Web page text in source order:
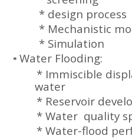
* design process
* Mechanistic
* Simulation
* Water Flooding:
* Immiscible
water
* Reservoir
* Water quality
* Water-flood